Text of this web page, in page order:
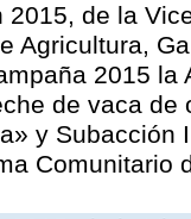
2015, de la
Agricultura,
2015
de vaca
y Subacción
Comunitario